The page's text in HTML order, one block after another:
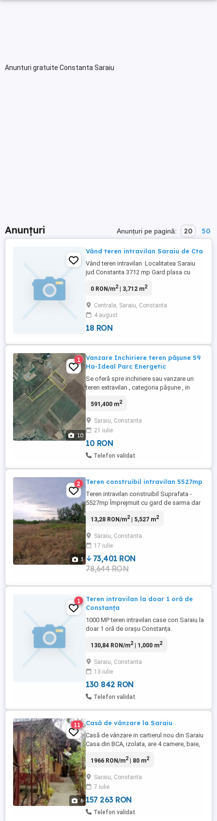
Anunturi gratuite Constanta Saraiu
Anunțuri Anunțuri pe pagină: 20 50
Vând teren intravilan Saraiu de Cta
Vând teren intravilan. Localitatea Saraiu
jud Constanta 3712 mp Gard plasa cu
Curent la limita proprietății Str Venus 2 bis
este de pe strada pe alta cu deschidere
50 ml
0 RON/m2| 3,712 m2
Centrala, Saraiu, Constanta
4 august
18 RON
10
1
Vanzare Inchiriere teren pășune 59
Ha-Ideal Parc Energetic
Se oferă spre inchiriere sau vanzare un
teren extravilan , categoria pășune , in
este compact, situat într-o zonă
parc energetic eolian sau fotovoltaic.
Radiatia solara este >1350 kwh mp an.
Terenul se afla pe ...
591,400 m2
Saraiu, Constanta
21 iulie
10 RON
Telefon validat
3
2 Teren construibil intravilan 5527mp
Teren intravilan construibil Suprafata -
5527mp Împrejmuit cu gard de sarma dar
14000euro
13,28 RON/m2| 5,527 m2
Saraiu, Constanta
17 iulie
73,401 RON
78,644 RON
1
Teren intravilan la doar 1 oră de
Constanța
1000 MP teren intravilan case con Saraiu la
doar 1 oră de orașu Constanța.
130,84 RON/m2| 1,000 m2
Saraiu, Constanta
13 iulie
130 842 RON
Telefon validat
6
11 Casă de vânzare la Saraiu
Casă de vânzare in cartierul nou din Saraiu
Casa din BCA, izolata, are 4 camere, baie,
totala curte si gradina 1000mp. Pret 30000
1966 RON/m2| 80 m2
Saraiu, Constanta
7 iulie
157 263 RON
Telefon validat